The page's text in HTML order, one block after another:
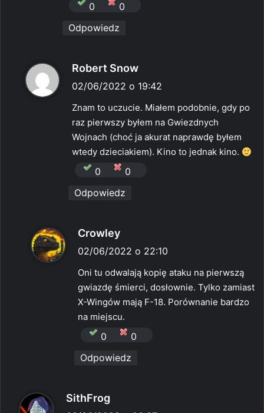
0
0
Odpowiedz
Robert Snow
i
z
e
:
02/06/2022 o 19:42
Znam to uczucie. Miałem podobnie, gdy po
raz pierwszy byłem na Gwiezdnych
Wojnach (choć ja akurat naprawdę byłem
wtedy dzieciakiem). Kino to jednak kino.
0
0
Odpowiedz
Crowley
i
e
:
02/06/2022 o 22:10
Oni tu odwalają kopię ataku na pierwszą
gwiazdę śmierci, dosłownie. Tylko zamiast
X-Wingów mają F-18. Porównanie bardzo
na miejscu.
0
0
Odpowiedz
SithFrog